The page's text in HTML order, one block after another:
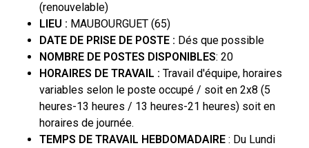
(renouvelable)
LIEU : MAUBOURGUET (65)
DATE DE PRISE DE POSTE : Dés que possible
NOMBRE DE POSTES DISPONIBLES: 20
HORAIRES DE TRAVAIL : Travail d'équipe, horaires
variables selon le poste occupé / soit en 2x8 (5
heures-13 heures / 13 heures-21 heures) soit en
horaires de journée.
TEMPS DE TRAVAIL HEBDOMADAIRE: Du Lundi